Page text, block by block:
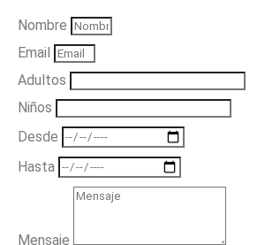
Nombre
Email
Adultos
Niños
Desde
Hasta
Mensaje